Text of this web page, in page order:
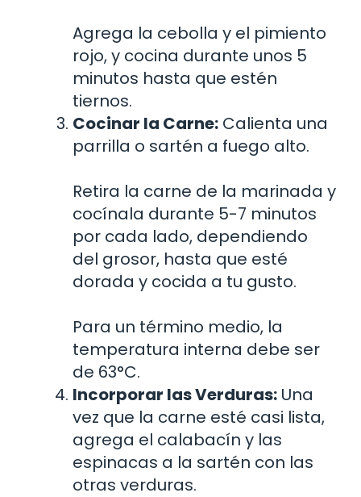
Agrega la cebolla y el pimiento
rojo, y cocina durante unos 5
minutos hasta que estén
tiernos.
Cocinar la Carne: Calienta una
parrilla o sartén a fuego alto.
Retira la carne de la marinada y
cocínala durante 5-7 minutos
por cada lado, dependiendo
del grosor, hasta que esté
dorada y cocida a tu gusto.
Para un término medio, la
temperatura interna debe ser
de 63°C.
Incorporar las Verduras: Una
vez que la carne esté casi lista,
agrega el calabacín y las
espinacas a la sartén con las
otras verduras.